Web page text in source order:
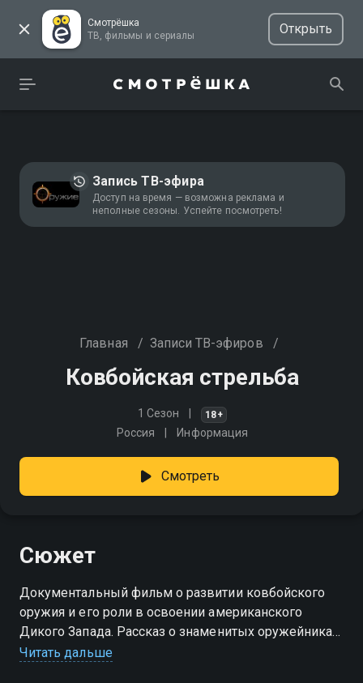
Смотрёшка
ТВ, фильмы и сериалы
Открыть
Запись ТВ-эфира
Доступ на время — возможна реклама и
неполные сезоны. Успейте посмотреть!
Главная / Записи ТВ-эфиров /
Ковбойская стрельба
1 Сезон 18+
Россия Информация
Смотреть
Сюжет
Документальный фильм о развитии ковбойского
оружия и его роли в освоении американского
Дикого Запада. Рассказ о знаменитых оружейниках
Сэмюэле Кольте, Джоне Мозесе Браунинге и
Читать дальше